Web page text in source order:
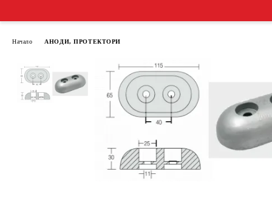
Начало АНОДИ, ПРОТЕКТОРИ